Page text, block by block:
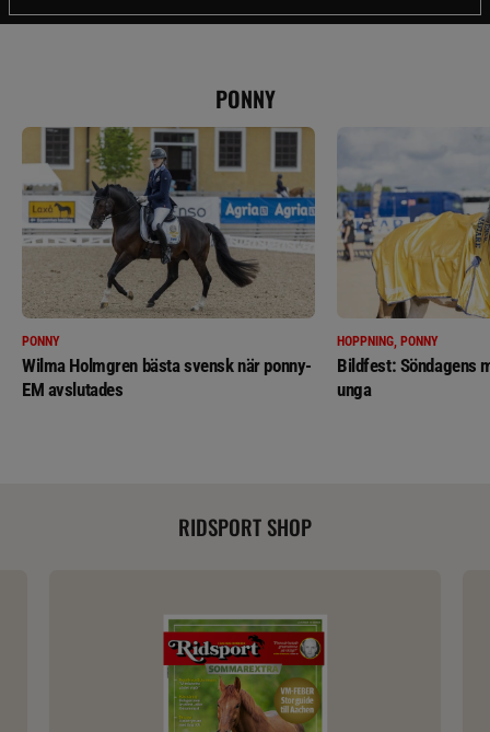
PONNY
PONNY
Wilma Holmgren bästa svensk när ponny-
EM avslutades
HOPPNING, PONNY
Bildfest: Söndagens
unga
RIDSPORT SHOP